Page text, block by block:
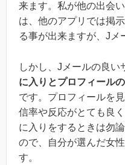
来ます。私が他の出会
は、他のアプリでは掲
る事が出来ますが、Jメ
しかし、Jメールの良い
に入りとプロフィール
です。プロフィールを
信率や反応がとても良
に入りをするときは勿
ので、自分が選んだ女
す。